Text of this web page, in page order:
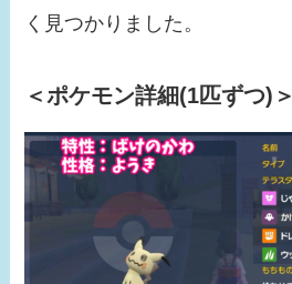
く見つかりました。
＜ポケモン詳細(1匹ずつ)＞